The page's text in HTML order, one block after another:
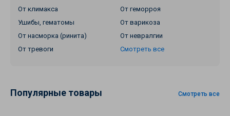
От климакса
От геморроя
Ушибы, гематомы
От варикоза
От насморка (ринита)
От невралгии
От тревоги
Смотреть все
Популярные товары Смотреть все